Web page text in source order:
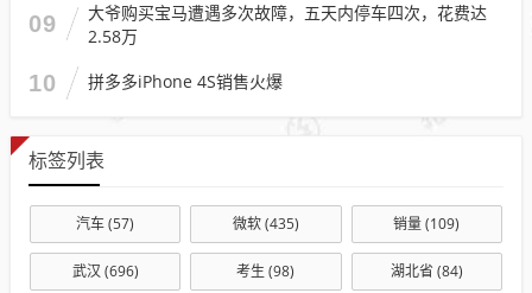
09
大爷购买宝马遭遇多次故障，五天内停车四次，花费达
2.58万
10 拼多多iPhone 4S销售火爆
标签列表
汽车(57) 微软(435) 销量(109)
武汉 (696) 考生 (98) 湖北省 (84)